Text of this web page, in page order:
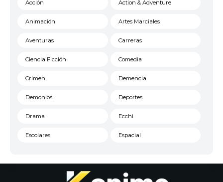
Acción Action & Adventure
Animación Artes Marciales
Aventuras Carreras
Ciencia Ficción Comedia
Crimen Demencia
Demonios Deportes
Drama Ecchi
Escolares Espacial
Historico